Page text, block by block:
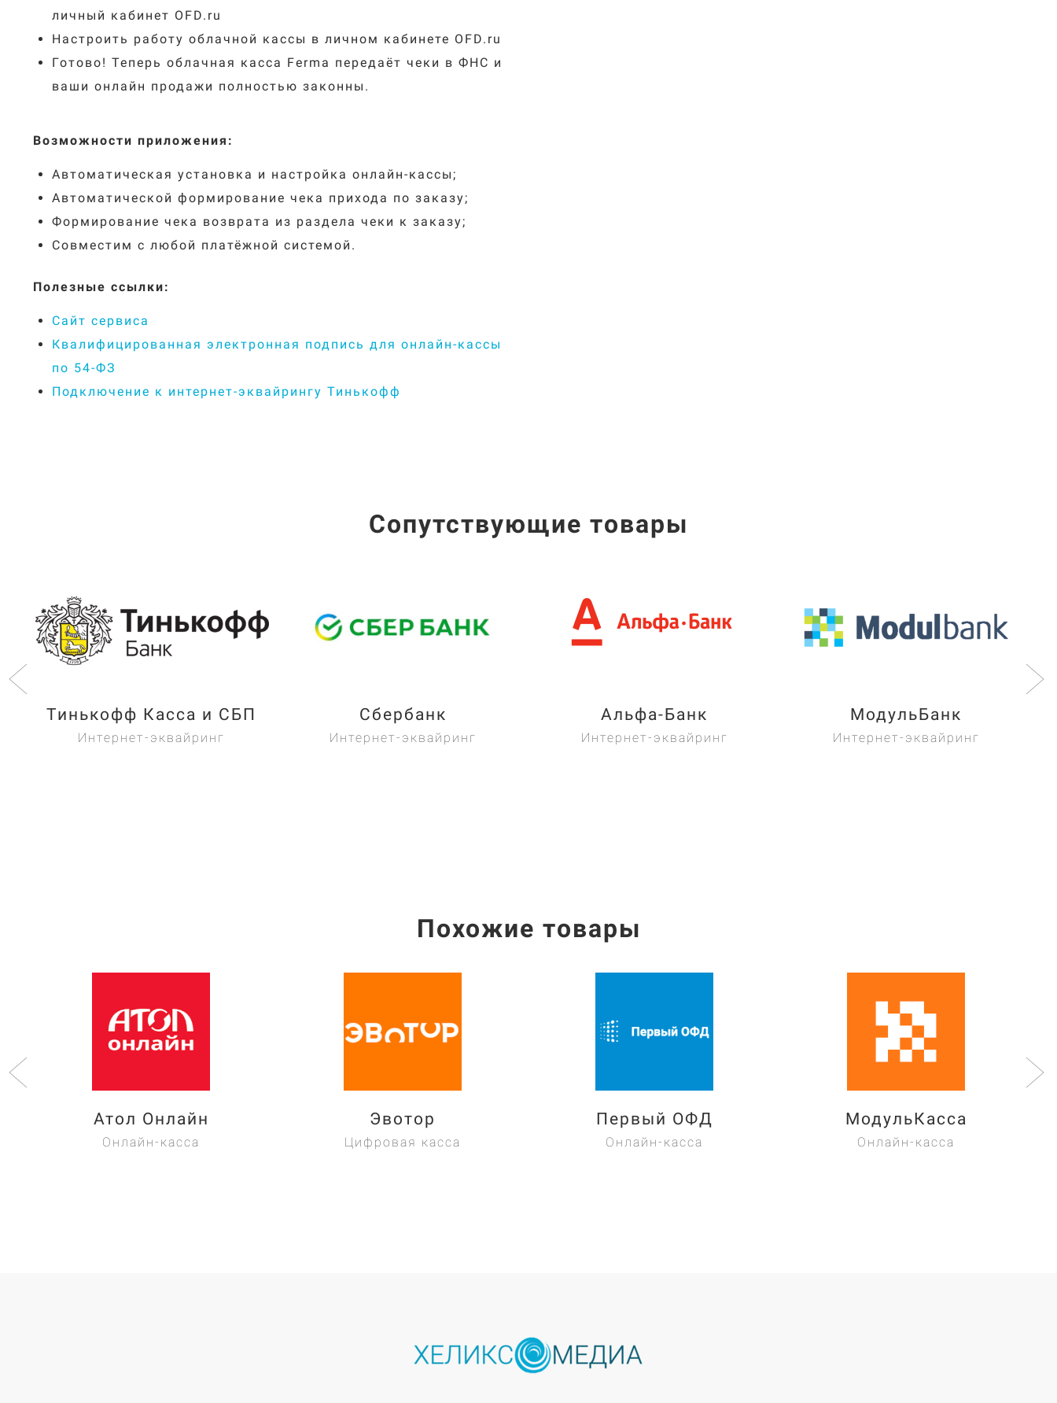
личный кабинет OFD.ru
Настроить работу облачной кассы в личном кабинете OFD.ru
Готово! Теперь облачная касса Ferma передаёт чеки в ФНС и
ваши онлайн продажи полностью законны.
Возможности приложения:
Автоматическая установка и настройка онлайн-кассы;
Автоматической формирование чека прихода по заказу;
Формирование чека возврата из раздела чеки к заказу;
Совместим с любой платёжной системой.
Полезные ссылки:
Сайт сервиса
Квалифицированная электронная подпись для онлайн-кассы
по 54-ФЗ
Подключение к интернет-эквайрингу Тинькофф
Сопутствующие товары
Тинькофф Касса и СБП
Интернет-эквайринг
Сбербанк
Интернет-эквайринг
Альфа-Банк
Интернет-эквайринг
МодульБанк
Интернет-эквайринг
Похожие товары
Атол Онлайн
Онлайн-касса
Эвотор
Цифровая касса
Первый ОФД
Онлайн-касса
МодульКасса
Онлайн-касса